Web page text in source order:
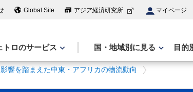
Global Site アジア経済研究所 マイページ
トロのサービス 国・地域別に見る 目的
響を踏まえた中東・アフリカの物流動向